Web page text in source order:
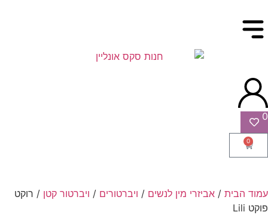
0
0
עמוד הבית / אביזרי מין לנשים / ויברטורים / ויברטור קטן / רוקט
פוקט Lili